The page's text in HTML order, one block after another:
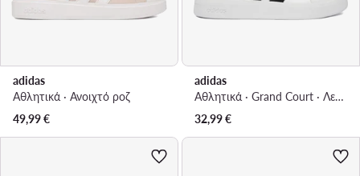
adidas
Αθλητικά · Ανοιχτό ροζ
49,99€
adidas
Αθλητικά · Grand Court · Λευκό
32,99€